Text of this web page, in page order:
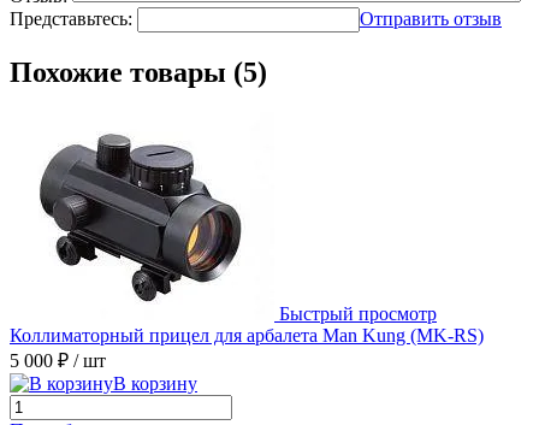
Представьтесь:
Отправить отзыв
Похожие товары (5)
Быстрый просмотр
Коллиматорный прицел для арбалета Man Kung (MK-RS)
5 000 ₽ / шт
В корзину